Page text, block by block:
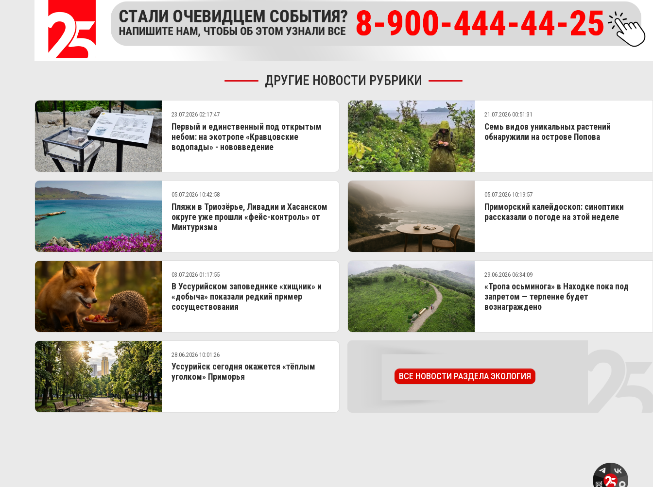
ДРУГИЕ НОВОСТИ РУБРИКИ
23.07.2026 02:17:47
Первый и единственный под открытым
небом: на экотропе «Кравцовские
водопады» - нововведение
21.07.2026 00:51:31
Семь видов уникальных растений
обнаружили на острове Попова
05.07.2026 10:42:58
Пляжи в Триозёрье, Ливадии и Хасанском
округе уже прошли «фейс‑контроль» от
Минтуризма
05.07.2026 10:19:57
Приморский калейдоскоп: синоптики
рассказали о погоде на этой неделе
03.07.2026 01:17:55
В Уссурийском заповеднике «хищник» и
«добыча» показали редкий пример
сосуществования
29.06.2026 06:34:09
«Тропа осьминога» в Находке пока под
запретом — терпение будет
вознаграждено
28.06.2026 10:01:26
Уссурийск сегодня окажется «тёплым
уголком» Приморья
ВСЕ НОВОСТИ РАЗДЕЛА ЭКОЛОГИЯ